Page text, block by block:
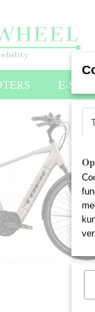
E-STEPS